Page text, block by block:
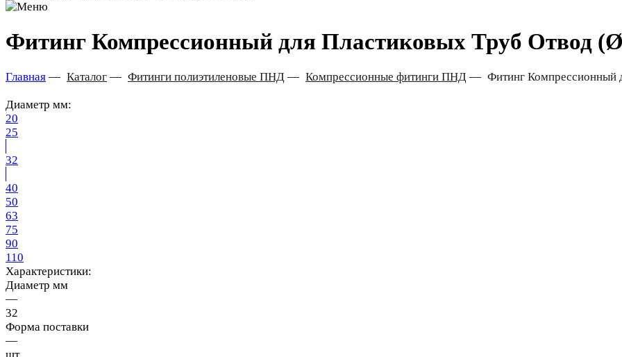
Фитинг Компрессионный для Пластиковых Труб Отвод
Главная — Каталог— Фитинги полиэтиленовые ПНД — Компрессионные фитинги ПНД — Фитинг Компрессионный
Диаметр мм:
20
25
32
40
50
63
75
90
110
Характеристики:
Диаметр мм
—
32
Форма поставки
—